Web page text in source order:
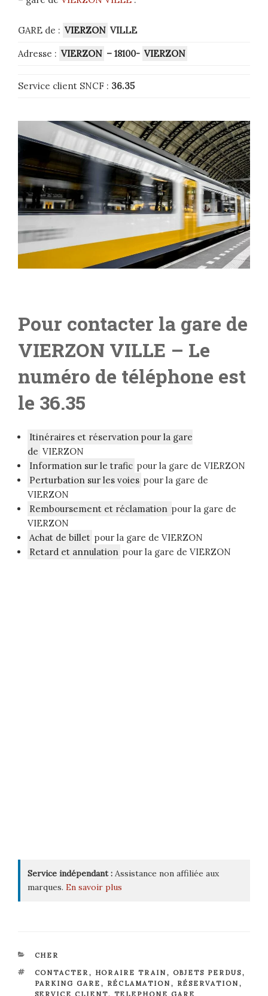
GARE de : VIERZON VILLE
Adresse : VIERZON – 18100- VIERZON
Service client SNCF : 36.35
Pour contacter la gare de
VIERZON VILLE – Le
numéro de téléphone est
le 36.35
Itinéraires et réservation pour la gare
de VIERZON
Information sur le trafic pour la gare de VIERZON
Perturbation sur les voies pour la gare de
VIERZON
Remboursement et réclamation pour la gare de
VIERZON
Achat de billet pour la gare de VIERZON
Retard et annulation pour la gare de VIERZON
Service indépendant : Assistance non affiliée aux
marques. En savoir plus
CATÉGORIES
CHER
ÉTIQUETTES
CONTACTER, HORAIRE TRAIN , OBJETS PERDUS,
PARKING GARE , RÉCLAMATION , RÉSERVATION ,